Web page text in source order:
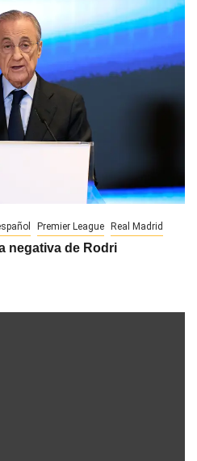
Premier League Real Madrid
negativa de Rodri